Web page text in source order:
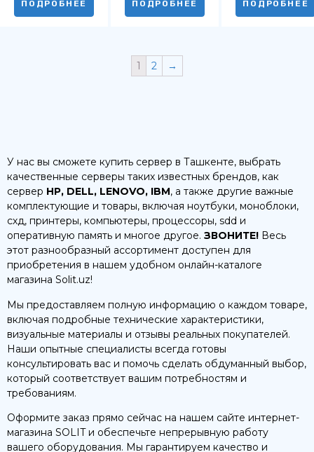
ПОДРОБНЕЕ ПОДРОБНЕЕ ПОДРОБНЕЕ
1 2 →
У нас вы сможете купить сервер в Ташкенте, выбрать
качественные серверы таких известных брендов, как
сервер HP, DELL, LENOVO, IBM, а также другие важные
комплектующие и товары, включая ноутбуки, моноблоки,
схд, принтеры, компьютеры, процессоры, sdd и
оперативную память и многое другое. ЗВОНИТЕ! Весь
этот разнообразный ассортимент доступен для
приобретения в нашем удобном онлайн-каталоге
магазина Solit.uz!
Мы предоставляем полную информацию о каждом товаре,
включая подробные технические характеристики,
визуальные материалы и отзывы реальных покупателей.
Наши опытные специалисты всегда готовы
консультировать вас и помочь сделать обдуманный выбор,
который соответствует вашим потребностям и
требованиям.
Оформите заказ прямо сейчас на нашем сайте интернет-
магазина SOLIT и обеспечьте непрерывную работу
вашего оборудования. Мы гарантируем качество и